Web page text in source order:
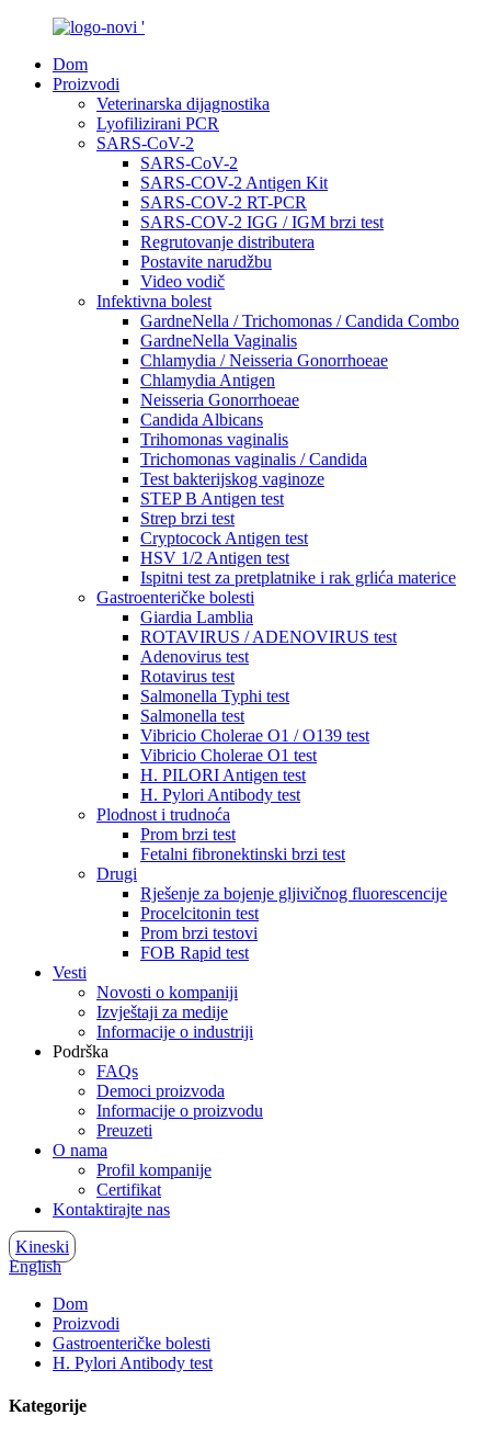
Dom
Proizvodi
Veterinarska dijagnostika
Lyofilizirani PCR
SARS-CoV-2
SARS-CoV-2
SARS-COV-2 Antigen Kit
SARS-COV-2 RT-PCR
SARS-COV-2 IGG / IGM brzi test
Regrutovanje distributera
Postavite narudžbu
Video vodič
Infektivna bolest
GardneNella / Trichomonas / Candida Combo
GardneNella Vaginalis
Chlamydia / Neisseria Gonorrhoeae
Chlamydia Antigen
Neisseria Gonorrhoeae
Candida Albicans
Trihomonas vaginalis
Trichomonas vaginalis / Candida
Test bakterijskog vaginoze
STEP B Antigen test
Strep brzi test
Cryptocock Antigen test
HSV 1/2 Antigen test
Ispitni test za pretplatnike i rak grlića materice
Gastroenteričke bolesti
Giardia Lamblia
ROTAVIRUS / ADENOVIRUS test
Adenovirus test
Rotavirus test
Salmonella Typhi test
Salmonella test
Vibricio Cholerae O1 / O139 test
Vibricio Cholerae O1 test
H. PILORI Antigen test
H. Pylori Antibody test
Plodnost i trudnoća
Prom brzi test
Fetalni fibronektinski brzi test
Drugi
Rješenje za bojenje gljivičnog fluorescencije
Procelcitonin test
Prom brzi testovi
FOB Rapid test
Vesti
Novosti o kompaniji
Izvještaji za medije
Informacije o industriji
Podrška
FAQs
Democi proizvoda
Informacije o proizvodu
Preuzeti
O nama
Profil kompanije
Certifikat
Kontaktirajte nas
Kineski
English
Dom
Proizvodi
Gastroenteričke bolesti
H. Pylori Antibody test
Kategorije